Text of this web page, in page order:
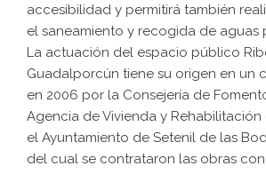
accesibilidad y permitirá también
el saneamiento y recogida de aguas
La actuación del espacio público
Guadalporcún tiene su origen en un
en 2006 por la Consejería de
Agencia de Vivienda y
el Ayuntamiento de Setenil de las
del cual se contrataron las obras